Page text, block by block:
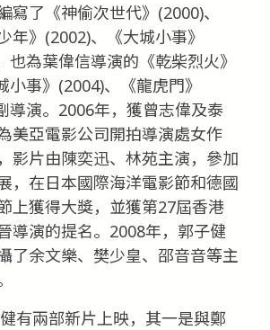
寫了《神偷次世代》(2000)、
年》(2002)、《大城小事》
也為葉偉信導演的《乾柴烈火》
小事》(2004)、《龍虎門》
導演。2006年，獲曾志偉及泰
美亞電影公司開拍導演處女作
影片由陳奕迅、林苑主演，參加
，在日本國際海洋電影節和德國
上獲得大獎，並獲第27屆香港
導演的提名。2008年，郭子健
了余文樂、樊少皇、邵音音等主
有兩部新片上映，其一是與鄭